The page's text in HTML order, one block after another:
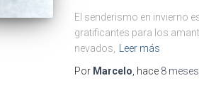
El senderismo en invierno
gratificantes para los
nevados,
Leer más
Por Marcelo , hace 8 meses